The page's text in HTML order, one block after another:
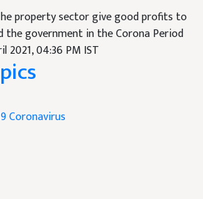
property sector give good profits to
the government in the Corona Period
2021, 04:36 PM IST
Coronavirus